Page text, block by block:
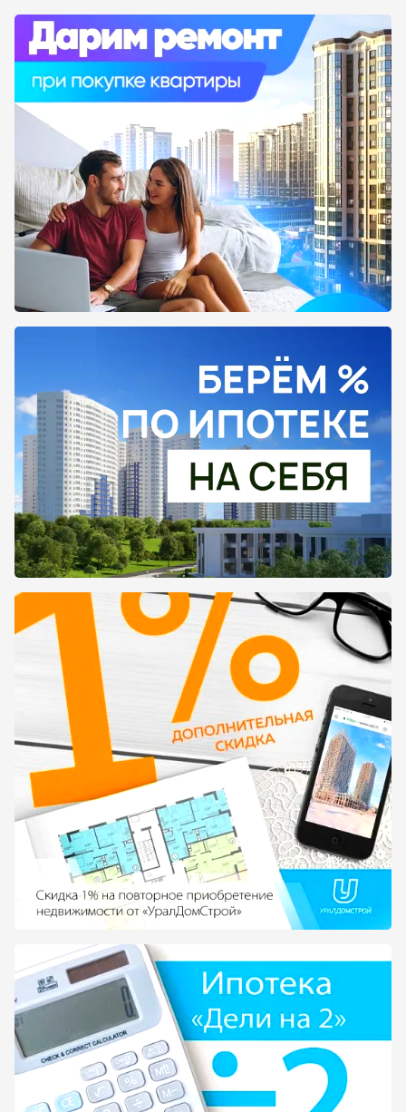
связана с количеством в ней квадратных
метров. На нашем сайте предоставлена вся
актуальная, достоверная информация о
жилых комплексах. Благодаря чему вы можете
сразу ознакомиться с внешней и внутренней
инфраструктурой новостройки. На
интерактивной карте показано
месторасположение каждого жилого
комплекса, а также что именно находится в
шаговой от него доступности.
Если у вас возникли вопросы, вы можете
написать нам. Мы с вами свяжемся и с
радостью вас проконсультируем. Или вы
можете перейти на официальный сайт
застройщика и напрямую написать их
онлайн-менеджерам, чтобы уточнить все
ознакомиться со всей информацией, что бы в
конечном итоге купить квартиру в том жилом
комплексе, который будет максимально
комфортен и удобен для вашего дальнейшего
проживания. В каталоге представлены как
объекты, которые находятся на этапе
строительства, так и уже сданные
новостройки.